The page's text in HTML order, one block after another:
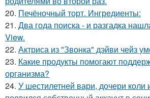
20. Печёночный торт. Ингредиенты:
21. Два года поиска - и разгадка
View.
22. Актриса из "Звонка" дэйви чейз
23. Какие продукты помогают
организма?
24. У шестилетней вари, дочери